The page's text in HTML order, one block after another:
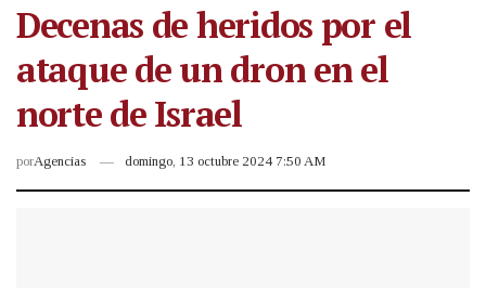
Decenas de heridos por el
ataque de un dron en el
norte de Israel
porAgencias domingo, 13 octubre 2024 7:50 AM